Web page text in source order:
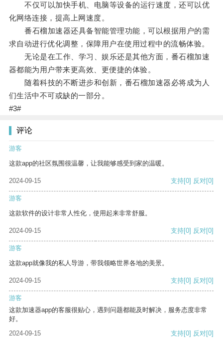
不仅可以加快手机、电脑等设备的运行速度，还可以优
化网络连接，提高上网速度。
番石榴加速器还具备智能管理功能，可以根据用户的需
求自动进行优化调整，保障用户在使用过程中的流畅体验。
无论是在工作、学习、娱乐还是其他方面，番石榴加速
器都能为用户带来更高效、更便捷的体验。
随着科技的不断进步和创新，番石榴加速器必将成为人
们生活中不可或缺的一部分。
#3#
评论
游客
这款app的社区氛围很温馨，让我能够感受到家的温暖。
2024-09-15 支持[0] 反对[0]
游客
这款软件的设计非常人性化，使用起来非常舒服。
2024-09-15 支持[0] 反对[0]
游客
这款app就像我的私人导游，带我领略世界各地的美景。
2024-09-15 支持[0] 反对[0]
游客
这款加速器app的客服很贴心，遇到问题都能及时解决，服务态度非常
好。
2024-09-15
支持[0] 反对[0]